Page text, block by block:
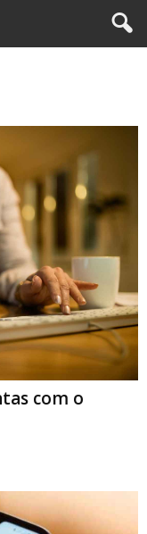
com o